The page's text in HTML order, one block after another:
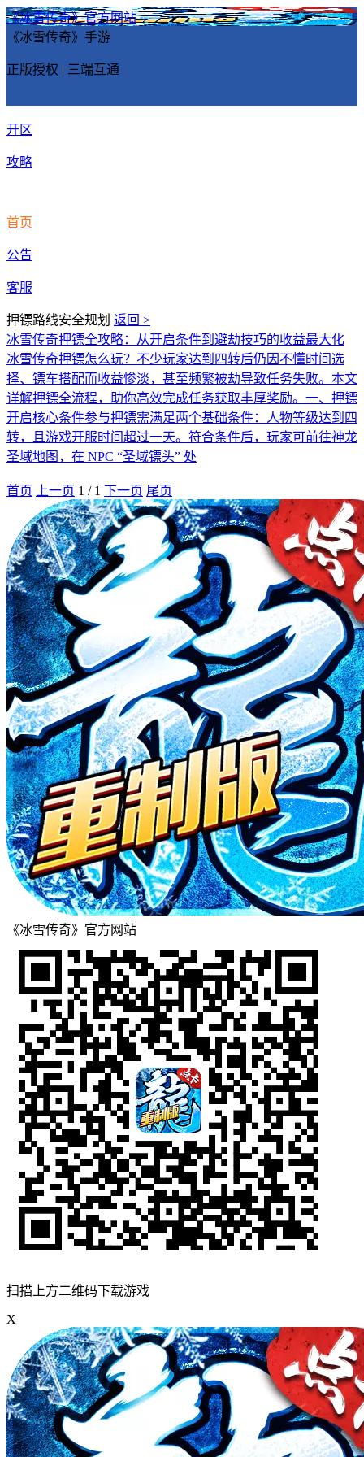
《冰雪传奇》官方网站
《冰雪传奇》手游
正版授权 | 三端互通
开区
攻略
首页
公告
客服
押镖路线安全规划 返回 >
冰雪传奇押镖全攻略：从开启条件到避劫技巧的收益最大化
冰雪传奇押镖怎么玩？不少玩家达到四转后仍因不懂时间选
择、镖车搭配而收益惨淡，甚至频繁被劫导致任务失败。本文
详解押镖全流程，助你高效完成任务获取丰厚奖励。一、押镖
开启核心条件参与押镖需满足两个基础条件：人物等级达到四
转，且游戏开服时间超过一天。符合条件后，玩家可前往神龙
圣域地图，在 NPC “圣域镖头” 处
首页 上一页 1 / 1 下一页 尾页
《冰雪传奇》官方网站
扫描上方二维码下载游戏
X